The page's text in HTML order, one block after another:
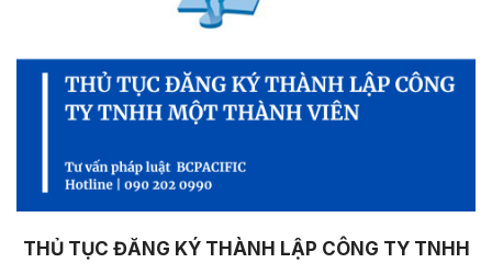
THỦ TỤC ĐĂNG KÝ THÀNH LẬP CÔNG TY TNHH